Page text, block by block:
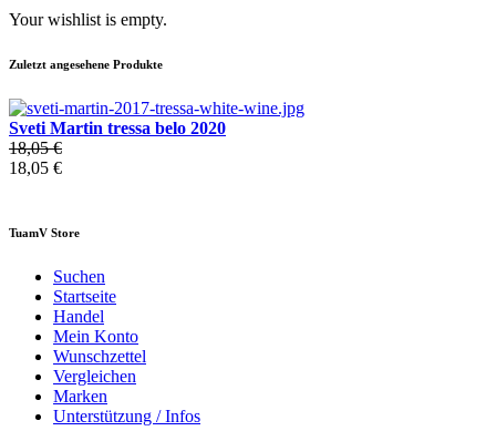
Your wishlist is empty.
Zuletzt angesehene Produkte
Sveti Martin tressa belo 2020
18,05 €
18,05 €
TuamV Store
Suchen
Startseite
Handel
Mein Konto
Wunschzettel
Vergleichen
Marken
Unterstützung / Infos